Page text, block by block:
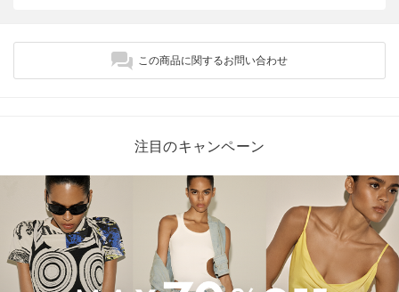
この商品に関するお問い合わせ
注目のキャンペーン